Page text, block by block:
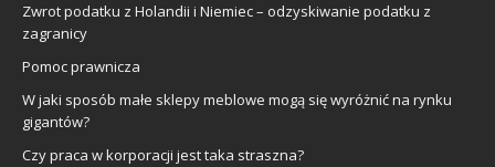
Zwrot podatku z Holandii i Niemiec – odzyskiwanie podatku z
zagranicy
Pomoc prawnicza
W jaki sposób małe sklepy meblowe mogą się wyróżnić na rynku
gigantów?
Czy praca w korporacji jest taka straszna?